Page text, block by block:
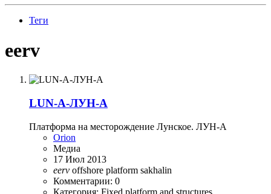
Теги
eerv
LUN-A-ЛУН-А
Платформа на месторождение Лунское. ЛУН-А
Orion
Медиа
17 Июл 2013
eerv offshore platform sakhalin
Комментарии: 0
Категория: Fixed platform and structures